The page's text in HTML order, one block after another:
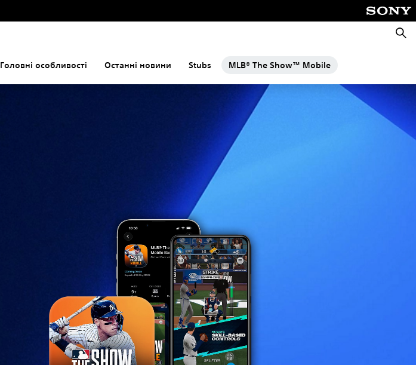
Головні особливості Останні новини Stubs MLB® The Show™ Mobile